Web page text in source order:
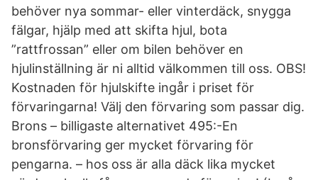
behöver nya sommar- eller vinterdäck, snygga
fälgar, hjälp med att skifta hjul, bota
”rattfrossan” eller om bilen behöver en
hjulinställning är ni alltid välkommen till oss. OBS!
Kostnaden för hjulskifte ingår i priset för
förvaringarna! Välj den förvaring som passar dig.
Brons – billigaste alternativet 495:-En
bronsförvaring ger mycket förvaring för
pengarna. – hos oss är alla däck lika mycket